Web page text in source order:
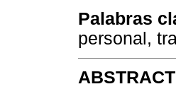
Palabras
personal,
ABSTRACT